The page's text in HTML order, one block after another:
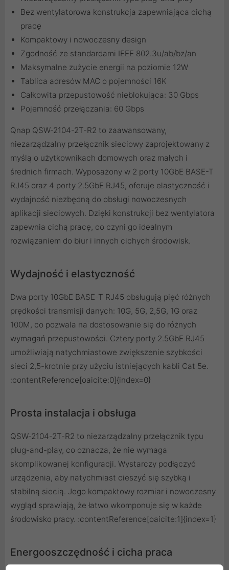
Bez wentylatorowa konstrukcja zapewniająca cichą
pracę
Kompaktowy i nowoczesny design
Zgodność ze standardami IEEE 802.3u/ab/bz/an
Maksymalne zużycie energii na poziomie 12W
Tablica adresów MAC o pojemności 16K
Całkowita przepustowość nieblokująca: 30 Gbps
Pojemność przełączania: 60 Gbps
Qnap QSW-2104-2T-R2 to zaawansowany,
niezarządzalny przełącznik sieciowy zaprojektowany z
myślą o użytkownikach domowych oraz małych i
średnich firmach. Wyposażony w 2 porty 10GbE BASE-T
RJ45 oraz 4 porty 2.5GbE RJ45, oferuje elastyczność i
wydajność niezbędną do obsługi nowoczesnych
aplikacji sieciowych. Dzięki konstrukcji bez wentylatora
zapewnia cichą pracę, co czyni go idealnym
rozwiązaniem do biur i innych cichych środowisk.
Wydajność i elastyczność
Dwa porty 10GbE BASE-T RJ45 obsługują pięć różnych
prędkości transmisji danych: 10G, 5G, 2,5G, 1G oraz
100M, co pozwala na dostosowanie się do różnych
wymagań przepustowości. Cztery porty 2.5GbE RJ45
umożliwiają natychmiastowe zwiększenie szybkości
sieci 2,5-krotnie przy użyciu istniejących kabli Cat 5e.
:contentReference[oaicite:0]{index=0}
Prosta instalacja i obsługa
QSW-2104-2T-R2 to niezarządzalny przełącznik typu
plug-and-play, co oznacza, że nie wymaga
skomplikowanej konfiguracji. Wystarczy podłączyć
urządzenia, aby natychmiast cieszyć się szybką i
stabilną siecią. Jego kompaktowy rozmiar i nowoczesny
wygląd sprawiają, że łatwo wkomponuje się w każde
środowisko pracy. :contentReference[oaicite:1]{index=1}
Energooszczędność i cicha praca